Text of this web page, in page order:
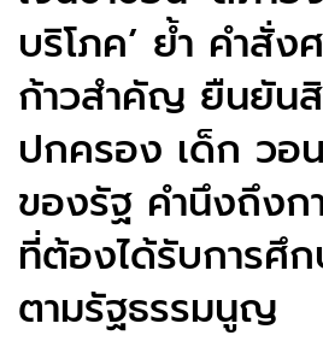
บริโภค’ ย้ำ คำสั่ง
ก้าวสำคัญ ยืนยัน
ปกครอง เด็ก วอ
ของรัฐ คำนึงถึง
ที่ต้องได้รับการศึ
ตามรัฐธรรมนูญ